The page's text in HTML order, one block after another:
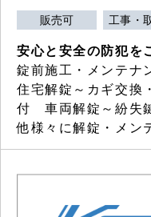
販売可 工事・
安心と安全の防犯を
錠前施工・メンテナ
住宅解錠～カギ交換
付 車両解錠～紛失
他様々に解錠・メン